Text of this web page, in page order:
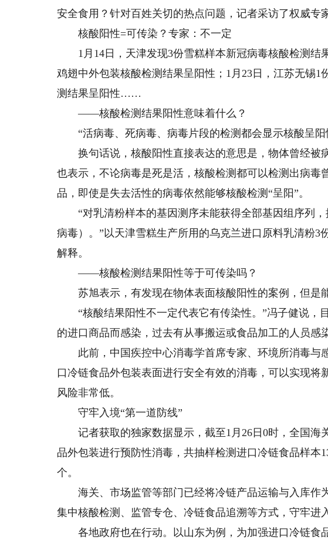
安全食用？针对百姓关切的热点问题，记者采访了权威专
核酸阳性=可传染？专家：不一定
1月14日，天津发现3份雪糕样本新冠病毒核酸检测结
鸡翅中外包装核酸检测结果呈阳性；1月23日，江苏无锡
测结果呈阳性……
——核酸检测结果阳性意味着什么？
“活病毒、死病毒、病毒片段的检测都会显示核酸呈阳
换句话说，核酸阳性直接表达的意思是，物体曾经被
也表示，不论病毒是死是活，核酸检测都可以检测出病毒
品，即使是失去活性的病毒依然能够核酸检测“呈阳”。
“对乳清粉样本的基因测序未能获得全部基因组序列，
病毒）。”以天津雪糕生产所用的乌克兰进口原料乳清粉3
解释。
——核酸检测结果阳性等于可传染吗？
苏旭表示，有发现在物体表面核酸阳性的案例，但是能
“核酸结果阳性不一定代表它有传染性。”冯子健说，
的进口商品而感染，过去有从事搬运或食品加工的人员感
此前，中国疾控中心消毒学首席专家、环境所消毒与
口冷链食品外包装表面进行安全有效的消毒，可以实现将
风险非常低。
守牢入境“第一道防线”
记者获取的独家数据显示，截至1月26日0时，全国海
品外包装进行预防性消毒，共抽样检测进口冷链食品样本
个。
海关、市场监管等部门已经将冷链产品运输与入库作
集中核酸检测、监管专仓、冷链食品追溯等方式，守牢进
各地政府也在行动。以山东为例，为加强进口冷链食